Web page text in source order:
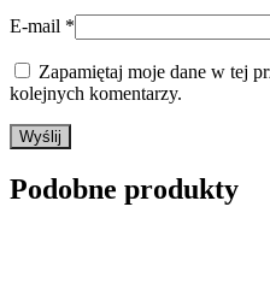
E-mail *
Zapamiętaj moje dane w tej
kolejnych komentarzy.
Podobne produkty